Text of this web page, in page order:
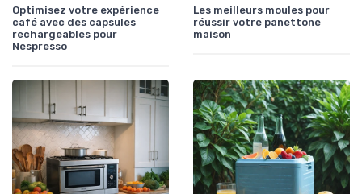
Optimisez votre expérience
café avec des capsules
rechargeables pour
Nespresso
Les meilleurs moules pour
réussir votre panettone
maison